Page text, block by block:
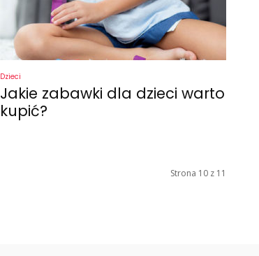
Dzieci
Jakie zabawki dla dzieci warto
kupić?
Strona 10 z 11